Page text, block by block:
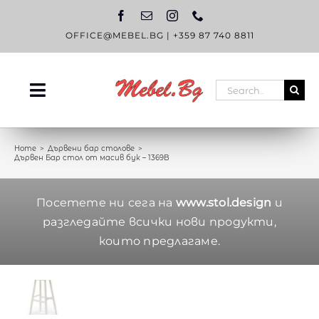
OFFICE@MEBEL.BG | +359 87 740 8811
Toggle
НАЧАЛО
OUTLET
ЗА НАС
КОНТАКТИ
Search
for:
Home
Дървени бар столове
Дървен Бар стол от масив бук – 1369B
Посетете ни сега на www.stol.design и
разгледайте всички нови продукти,
които предлагаме.